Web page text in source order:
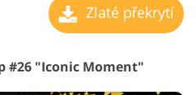
Zlaté překrytí
#26 "Iconic Moment"